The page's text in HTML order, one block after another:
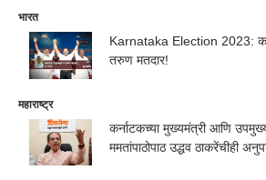
भारत
Karnataka Election 2023:
तरुण मतदार!
महाराष्ट्र
कर्नाटकच्या मुख्यमंत्री आणि
ममतांपाठोपाठ उद्धव ठाकरेंचीही